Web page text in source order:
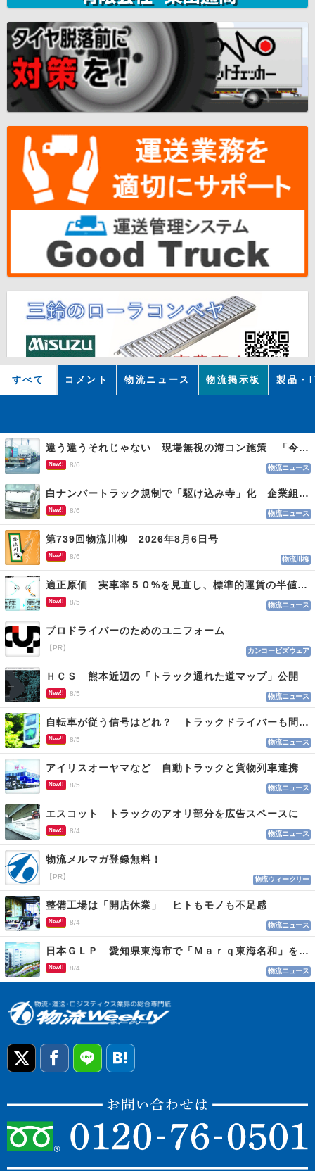
すべて コメント 物流ニュース 物流掲示板 製品・
違う違うそれじゃない 現場無視の海コン施策 「今でも平均２～３時間は待つ」
New!! 8/6 物流ニュース
白ナンバートラック規制で「駆け込み寺」化 企業組合が入会基準を見直しへ
New!! 8/6 物流ニュース
第739回物流川柳 2026年8月6日号
New!! 8/6 物流川柳
適正原価 実車率５０%を見直し、標準的運賃の半値の恐れも
New!! 8/5 物流ニュース
プロドライバーのためのユニフォーム
【PR】 カンコービズウェア
ＨＣＳ 熊本近辺の「トラック通れた道マップ」公開
New!! 8/5 物流ニュース
自転車が従う信号はどれ？ トラックドライバーも問われる認識
New!! 8/5 物流ニュース
アイリスオーヤマなど 自動トラックと貨物列車連携
New!! 8/5 物流ニュース
エスコット トラックのアオリ部分を広告スペースに
New!! 8/4 物流ニュース
物流メルマガ登録無料！
【PR】 物流ウィークリー
整備工場は「開店休業」 ヒトもモノも不足感
New!! 8/4 物流ニュース
日本ＧＬＰ 愛知県東海市で「Ｍａｒｑ東海名和」を開発
New!! 8/4 物流ニュース